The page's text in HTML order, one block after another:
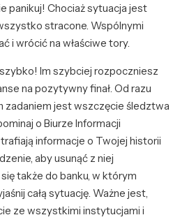
panikuj! Chociaż sytuacja jest
stracone. Wspólnymi
i wrócić na właściwe tory.
Im szybciej rozpoczniesz
na pozytywny finał. Od razu
zadaniem jest wszczęcie śledztwa
o Biurze Informacji
informacje o Twojej historii
aby usunąć z niej
także do banku, w którym
całą sytuację. Ważne jest,
ze wszystkimi instytucjami i